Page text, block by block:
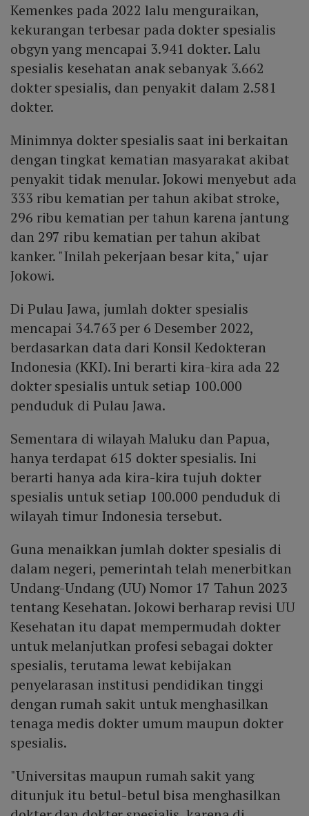
Kemenkes pada 2022 lalu menguraikan,
kekurangan terbesar pada dokter spesialis
obgyn yang mencapai 3.941 dokter. Lalu
spesialis kesehatan anak sebanyak 3.662
dokter spesialis, dan penyakit dalam 2.581
dokter.
Minimnya dokter spesialis saat ini berkaitan
dengan tingkat kematian masyarakat akibat
penyakit tidak menular. Jokowi menyebut ada
333 ribu kematian per tahun akibat stroke,
296 ribu kematian per tahun karena jantung
dan 297 ribu kematian per tahun akibat
kanker. "Inilah pekerjaan besar kita," ujar
Jokowi.
Di Pulau Jawa, jumlah dokter spesialis
mencapai 34.763 per 6 Desember 2022,
berdasarkan data dari Konsil Kedokteran
Indonesia (KKI). Ini berarti kira-kira ada 22
dokter spesialis untuk setiap 100.000
penduduk di Pulau Jawa.
Sementara di wilayah Maluku dan Papua,
hanya terdapat 615 dokter spesialis. Ini
berarti hanya ada kira-kira tujuh dokter
spesialis untuk setiap 100.000 penduduk di
wilayah timur Indonesia tersebut.
Guna menaikkan jumlah dokter spesialis di
dalam negeri, pemerintah telah menerbitkan
Undang-Undang (UU) Nomor 17 Tahun 2023
tentang Kesehatan. Jokowi berharap revisi UU
Kesehatan itu dapat mempermudah dokter
untuk melanjutkan profesi sebagai dokter
spesialis, terutama lewat kebijakan
penyelarasan institusi pendidikan tinggi
dengan rumah sakit untuk menghasilkan
tenaga medis dokter umum maupun dokter
spesialis.
"Universitas maupun rumah sakit yang
ditunjuk itu betul-betul bisa menghasilkan